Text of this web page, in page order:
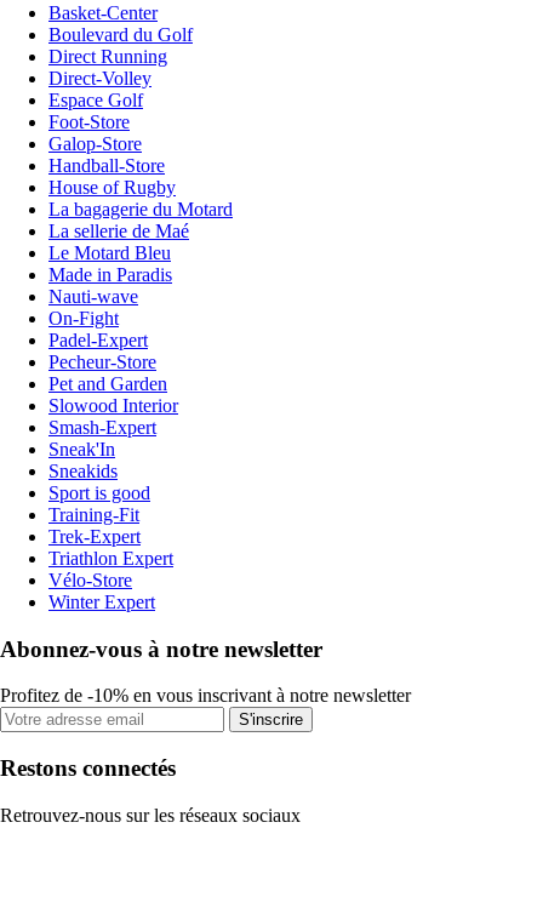
Basket-Center
Boulevard du Golf
Direct Running
Direct-Volley
Espace Golf
Foot-Store
Galop-Store
Handball-Store
House of Rugby
La bagagerie du Motard
La sellerie de Maé
Le Motard Bleu
Made in Paradis
Nauti-wave
On-Fight
Padel-Expert
Pecheur-Store
Pet and Garden
Slowood Interior
Smash-Expert
Sneak'In
Sneakids
Sport is good
Training-Fit
Trek-Expert
Triathlon Expert
Vélo-Store
Winter Expert
Abonnez-vous à notre newsletter
Profitez de -10% en vous inscrivant à notre newsletter
S'inscrire
Restons connectés
Retrouvez-nous sur les réseaux sociaux